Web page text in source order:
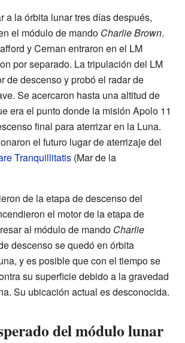
a la órbita lunar tres días después,
el módulo de mando Charlie Brown.
y Cernan entraron en el LM
por separado. La tripulación del LM
de descenso y probó el radar de
Se acercaron hasta una altitud de
era el punto donde la misión Apolo 11
final para aterrizar en la Luna.
el futuro lugar de aterrizaje del
Tranquillitatis (Mar de la
de la etapa de descenso del
el motor de la etapa de
al módulo de mando Charlie
descenso se quedó en órbita
y es posible que con el tiempo se
su superficie debido a la gravedad
Su ubicación actual es desconocida.
del módulo lunar